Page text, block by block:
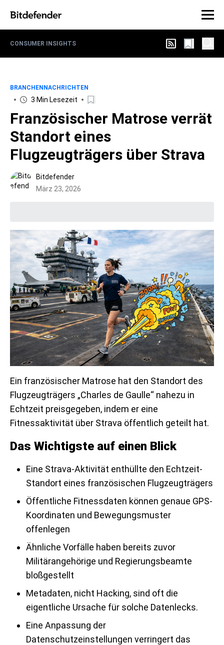
CONSUMER INSIGHTS
BRANCHENNACHRICHTEN
3 Min Lesezeit
Französischer Matrose verrät
Standort eines
Flugzeugträgers über Strava
Bitdefender
März 23, 2026
Ein französischer Matrose hat den Standort des
Flugzeugträgers „Charles de Gaulle“ nahezu in
Echtzeit preisgegeben, indem er eine
Fitnessaktivität über Strava öffentlich geteilt hat.
Das Wichtigste auf einen Blick
Eine Strava-Aktivität enthüllte den Echtzeit-
Standort eines französischen Flugzeugträgers
Öffentliche Fitnessdaten können genaue GPS-
Koordinaten und Bewegungsmuster
offenlegen
Ähnliche Vorfälle haben bereits zuvor
Militärangehörige und Regierungsbeamte
bloßgestellt
Metadaten, nicht Hacking, sind oft die
eigentliche Ursache für solche Datenlecks.
Eine Anpassung der
Datenschutzeinstellungen verringert das